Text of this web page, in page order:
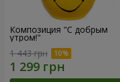
Композиция "С добрым
утром!"
1 443 грн